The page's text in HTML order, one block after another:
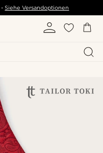
- Siehe Versandoptionen